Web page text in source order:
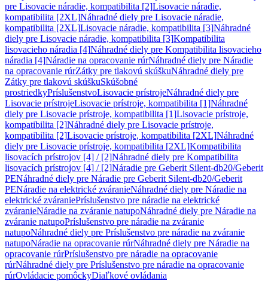
pre Lisovacie náradie, kompatibilita [2]Lisovacie náradie,
kompatibilita [2XL]Náhradné diely pre Lisovacie náradie,
kompatibilita [2XL]Lisovacie náradie, kompatibilita [3]Náhradné
diely pre Lisovacie náradie, kompatibilita [3]Kompatibilita
lisovacieho náradia [4]Náhradné diely pre Kompatibilita lisovacieho
náradia [4]Náradie na opracovanie rúrNáhradné diely pre Náradie
na opracovanie rúrZátky pre tlakovú skúškuNáhradné diely pre
Zátky pre tlakovú skúškuSkúšobné
prostriedkyPríslušenstvoLisovacie prístrojeNáhradné diely pre
Lisovacie prístrojeLisovacie prístroje, kompatibilita [1]Náhradné
diely pre Lisovacie prístroje, kompatibilita [1]Lisovacie prístroje,
kompatibilita [2]Náhradné diely pre Lisovacie prístroje,
kompatibilita [2]Lisovacie prístroje, kompatibilita [2XL]Náhradné
diely pre Lisovacie prístroje, kompatibilita [2XL]Kompatibilita
lisovacích prístrojov [4] / [2]Náhradné diely pre Kompatibilita
lisovacích prístrojov [4] / [2]Náradie pre Geberit Silent-db20/Geberit
PENáhradné diely pre Náradie pre Geberit Silent-db20/Geberit
PENáradie na elektrické zváranieNáhradné diely pre Náradie na
elektrické zváraniePríslušenstvo pre náradie na elektrické
zváranieNáradie na zváranie natupoNáhradné diely pre Náradie na
zváranie natupoPríslušenstvo pre náradie na zváranie
natupoNáhradné diely pre Príslušenstvo pre náradie na zváranie
natupoNáradie na opracovanie rúrNáhradné diely pre Náradie na
opracovanie rúrPríslušenstvo pre náradie na opracovanie
rúrNáhradné diely pre Príslušenstvo pre náradie na opracovanie
rúrOvládacie pomôckyDiaľkové ovládania